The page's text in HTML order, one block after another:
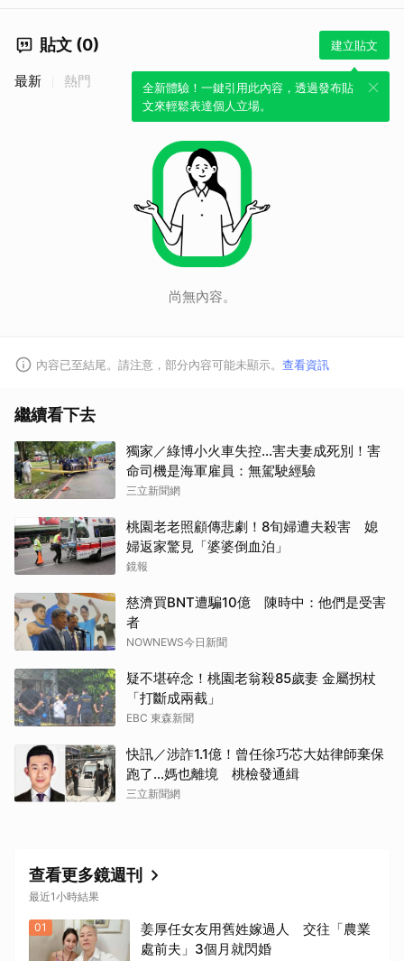
貼文 (0) 建立貼文
全新體驗！一鍵引用此內容，透過發布貼
文來輕鬆表達個人立場。
最新 熱門
尚無內容。
內容已至結尾。請注意，部分內容可能未顯示。 查看資訊
繼續看下去
獨家／綠博小火車失控…害夫妻成死別！害
命司機是海軍雇員：無駕駛經驗
三立新聞網
桃園老老照顧傳悲劇！8旬婦遭夫殺害 媳
婦返家驚見「婆婆倒血泊」
鏡報
慈濟買BNT遭騙10億 陳時中：他們是受害
者
NOWNEWS今日新聞
疑不堪碎念！桃園老翁殺85歲妻 金屬拐杖
「打斷成兩截」
EBC 東森新聞
快訊／涉詐1.1億！曾任徐巧芯大姑律師棄保
跑了…媽也離境 桃檢發通緝
三立新聞網
查看更多鏡週刊
最近1小時結果
01
姜厚任女友用舊姓嫁過人 交往「農業
處前夫」3個月就閃婚